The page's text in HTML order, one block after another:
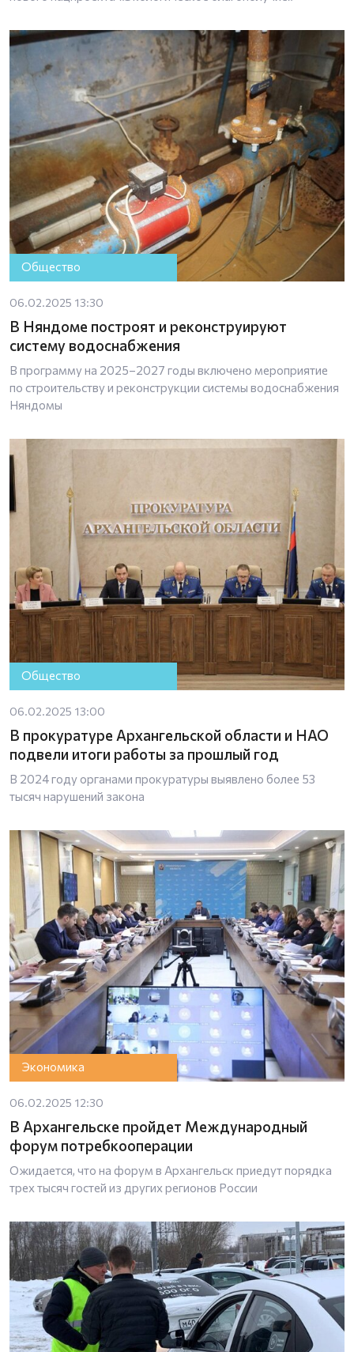
Общество
06.02.2025 13:30
В Няндоме построят и реконструируют
систему водоснабжения
В программу на 2025–2027 годы включено мероприятие
по строительству и реконструкции системы водоснабжения
Няндомы
Общество
06.02.2025 13:00
В прокуратуре Архангельской области и НАО
подвели итоги работы за прошлый год
В 2024 году органами прокуратуры выявлено более 53
тысяч нарушений закона
Экономика
06.02.2025 12:30
В Архангельске пройдет Международный
форум потребкооперации
Ожидается, что на форум в Архангельск приедут порядка
трех тысяч гостей из других регионов России